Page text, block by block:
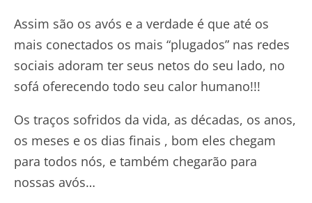
Assim são os avós e a verdade é que até os
mais conectados os mais “plugados” nas redes
sociais adoram ter seus netos do seu lado, no
sofá oferecendo todo seu calor humano!!!
Os traços sofridos da vida, as décadas, os anos,
os meses e os dias finais , bom eles chegam
para todos nós, e também chegarão para
nossas avós…